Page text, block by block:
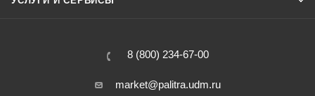
8 (800) 234-67-00
market@palitra.udm.ru